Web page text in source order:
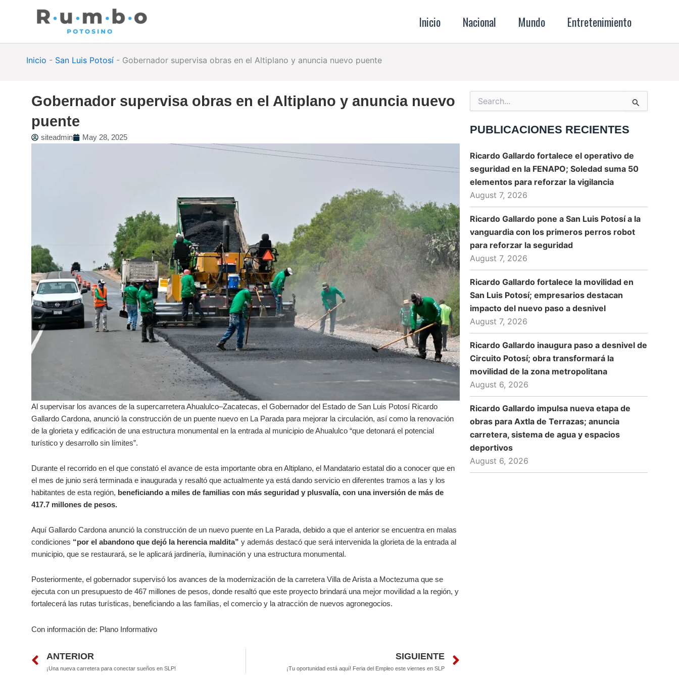
Inicio Nacional Mundo Entretenimiento
Inicio - San Luis Potosí - Gobernador supervisa obras en el Altiplano y anuncia nuevo puente
Gobernador supervisa obras en el Altiplano y anuncia nuevo
puente
siteadmin May 28, 2025
Al supervisar los avances de la supercarretera Ahualulco–Zacatecas, el Gobernador del Estado de San Luis Potosí Ricardo
Gallardo Cardona, anunció la construcción de un puente nuevo en La Parada para mejorar la circulación, así como la renovación
de la glorieta y edificación de una estructura monumental en la entrada al municipio de Ahualulco “que detonará el potencial
turístico y desarrollo sin límites”.
Durante el recorrido en el que constató el avance de esta importante obra en Altiplano, el Mandatario estatal dio a conocer que en
el mes de junio será terminada e inaugurada y resaltó que actualmente ya está dando servicio en diferentes tramos a las y los
habitantes de esta región, beneficiando a miles de familias con más seguridad y plusvalía, con una inversión de más de
417.7 millones de pesos.
Aquí Gallardo Cardona anunció la construcción de un nuevo puente en La Parada, debido a que el anterior se encuentra en malas
condiciones “por el abandono que dejó la herencia maldita” y además destacó que será intervenida la glorieta de la entrada al
municipio, que se restaurará, se le aplicará jardinería, iluminación y una estructura monumental.
Posteriormente, el gobernador supervisó los avances de la modernización de la carretera Villa de Arista a Moctezuma que se
ejecuta con un presupuesto de 467 millones de pesos, donde resaltó que este proyecto brindará una mejor movilidad a la región, y
fortalecerá las rutas turísticas, beneficiando a las familias, el comercio y la atracción de nuevos agronegocios.
Con información de: Plano Informativo
Prev
ANTERIOR
¡Una nueva carretera para conectar sueños en SLP!
SIGUIENTE
¡Tu oportunidad está aquí! Feria del Empleo este viernes en SLP
Search
for:
PUBLICACIONES RECIENTES
Ricardo Gallardo fortalece el operativo de
seguridad en la FENAPO; Soledad suma 50
elementos para reforzar la vigilancia
August 7, 2026
Ricardo Gallardo pone a San Luis Potosí a la
vanguardia con los primeros perros robot
para reforzar la seguridad
August 7, 2026
Ricardo Gallardo fortalece la movilidad en
San Luis Potosí; empresarios destacan
impacto del nuevo paso a desnivel
August 7, 2026
Ricardo Gallardo inaugura paso a desnivel de
Circuito Potosí; obra transformará la
movilidad de la zona metropolitana
August 6, 2026
Ricardo Gallardo impulsa nueva etapa de
obras para Axtla de Terrazas; anuncia
carretera, sistema de agua y espacios
deportivos
August 6, 2026